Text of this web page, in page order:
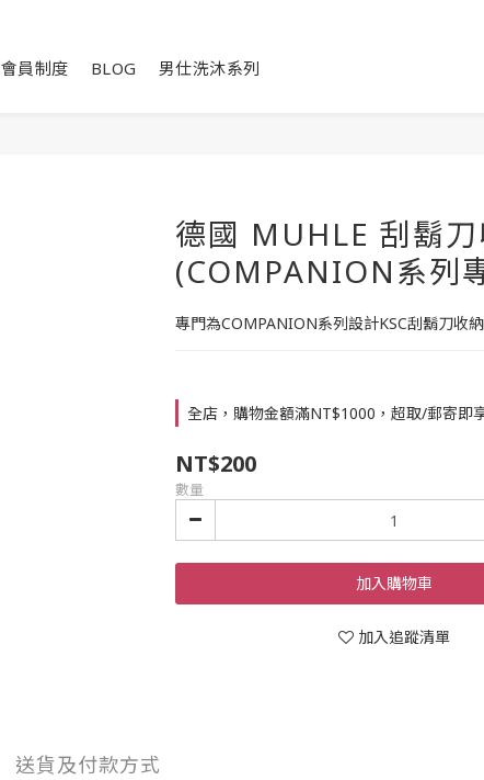
會員制度 BLOG 男仕洗沐系列
德國 MUHLE 刮鬍
(COMPANION系列
專門為COMPANION系列設計KSC刮鬍刀收
全店，購物金額滿NT$1000，超取/郵寄即
NT$200
數量
加入購物車
加入追蹤清單
送貨及付款方式